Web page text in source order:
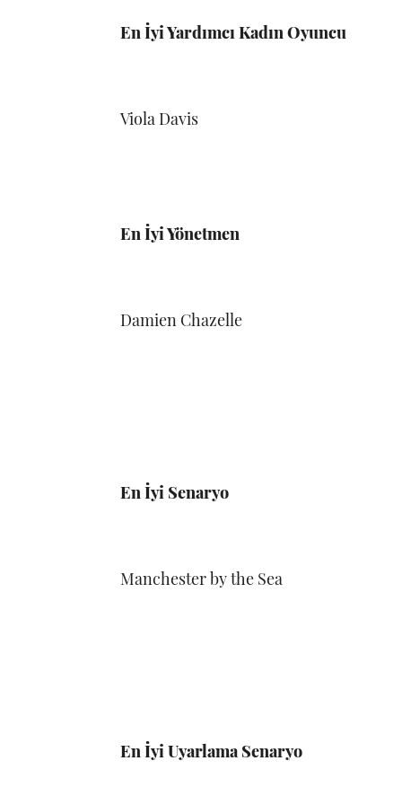
En İyi Yardımcı Kadın Oyuncu
Viola Davis
En İyi Yönetmen
Damien Chazelle
En İyi Senaryo
Manchester by the Sea
En İyi Uyarlama Senaryo